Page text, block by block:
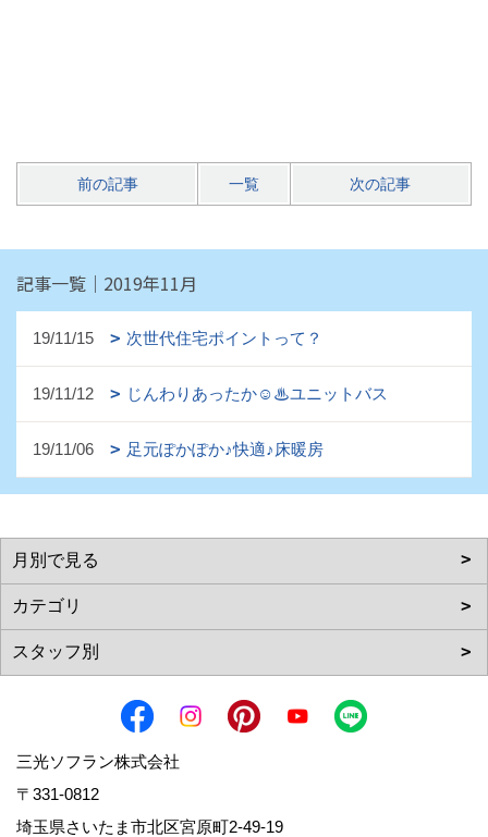
前の記事 一覧 次の記事
記事一覧｜2019年11月
19/11/15 次世代住宅ポイントって？
19/11/12 じんわりあったか☺♨ユニットバス
19/11/06 足元ぽかぽか♪快適♪床暖房
三光ソフラン株式会社
〒331-0812
埼玉県さいたま市北区宮原町2-49-19